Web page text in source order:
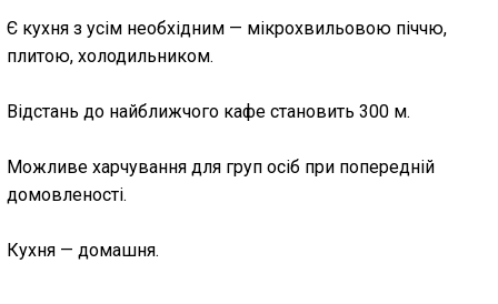
Є кухня з усім необхідним — мікрохвильовою піччю,
плитою, холодильником.
Відстань до найближчого кафе становить 300 м.
Можливе харчування для груп осіб при попередній
домовленості.
Кухня — домашня.